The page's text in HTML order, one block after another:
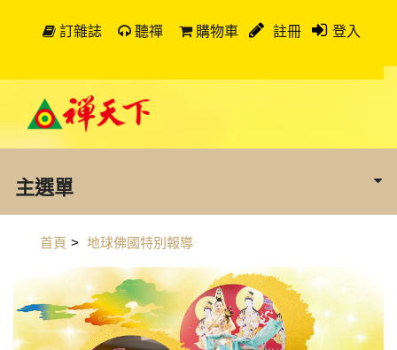
訂雜誌 聽禪 購物車 註冊 登入
主選單
首頁 > 地球佛國特別報導